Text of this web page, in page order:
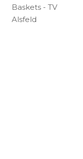
Baskets - TV
Alsfeld